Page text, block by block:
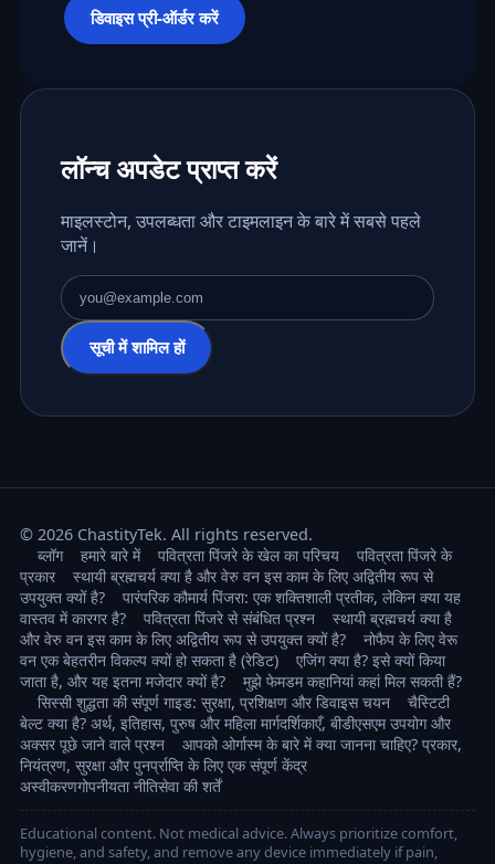
डिवाइस प्री-ऑर्डर करें
लॉन्च अपडेट प्राप्त करें
माइलस्टोन, उपलब्धता और टाइमलाइन के बारे में सबसे पहले
जानें।
ईमेल पतासूची में शामिल हों
© 2026 ChastityTek. All rights reserved.
ब्लॉग
हमारे बारे में पवित्रता पिंजरे के खेल का परिचय
पवित्रता पिंजरे के
प्रकार
स्थायी ब्रह्मचर्य क्या है और वेरु वन इस काम के लिए अद्वितीय रूप से
उपयुक्त क्यों है?
पारंपरिक कौमार्य पिंजरा: एक शक्तिशाली प्रतीक, लेकिन क्या यह
वास्तव में कारगर है?
पवित्रता पिंजरे से संबंधित प्रश्न
स्थायी ब्रह्मचर्य क्या है
और वेरु वन इस काम के लिए अद्वितीय रूप से उपयुक्त क्यों है?
नोफैप के लिए वेरू
वन एक बेहतरीन विकल्प क्यों हो सकता है (रेडिट)
एजिंग क्या है? इसे क्यों किया
जाता है, और यह इतना मजेदार क्यों है?
मुझे फेमडम कहानियां कहां मिल सकती हैं?
सिस्सी शुद्धता की संपूर्ण गाइड: सुरक्षा, प्रशिक्षण और डिवाइस चयन
चैस्टिटी
बेल्ट क्या है? अर्थ, इतिहास, पुरुष और महिला मार्गदर्शिकाएँ, बीडीएसएम उपयोग और
अक्सर पूछे जाने वाले प्रश्न
आपको ओर्गास्म के बारे में क्या जानना चाहिए? प्रकार,
नियंत्रण, सुरक्षा और पुनर्प्राप्ति के लिए एक संपूर्ण केंद्र
अस्वीकरणगोपनीयता नीतिसेवा की शर्तें
Educational content. Not medical advice. Always prioritize comfort,
hygiene, and safety, and remove any device immediately if pain,